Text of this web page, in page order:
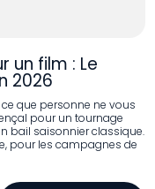
un film : Le
2026
que personne ne vous
pour un tournage
bail saisonnier classique.
pour les campagnes de